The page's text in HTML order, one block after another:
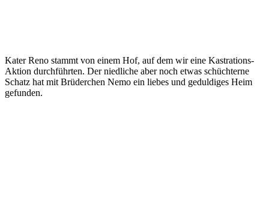
Kater Reno stammt von einem Hof, auf dem wir eine Kastrations-
Aktion durchführten. Der niedliche aber noch etwas schüchterne
Schatz hat mit Brüderchen Nemo ein liebes und geduldiges Heim
gefunden.